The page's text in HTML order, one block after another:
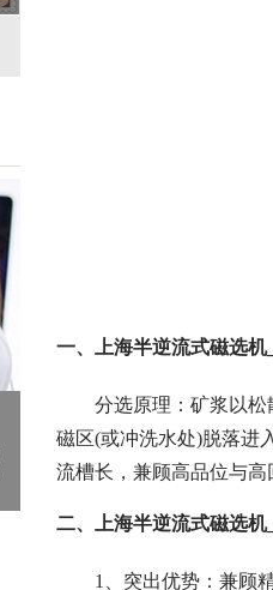
一、上海半逆流式磁选
分选原理：矿浆以
磁区(或冲洗水处)脱落进
流槽长，兼顾高品位与高
二、上海半逆流式磁选
1、突出优势：兼顾